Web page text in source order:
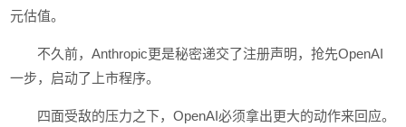
元估值。
不久前，Anthropic更是秘密递交了注册声明，抢先OpenAI
一步，启动了上市程序。
四面受敌的压力之下，OpenAI必须拿出更大的动作来回应。